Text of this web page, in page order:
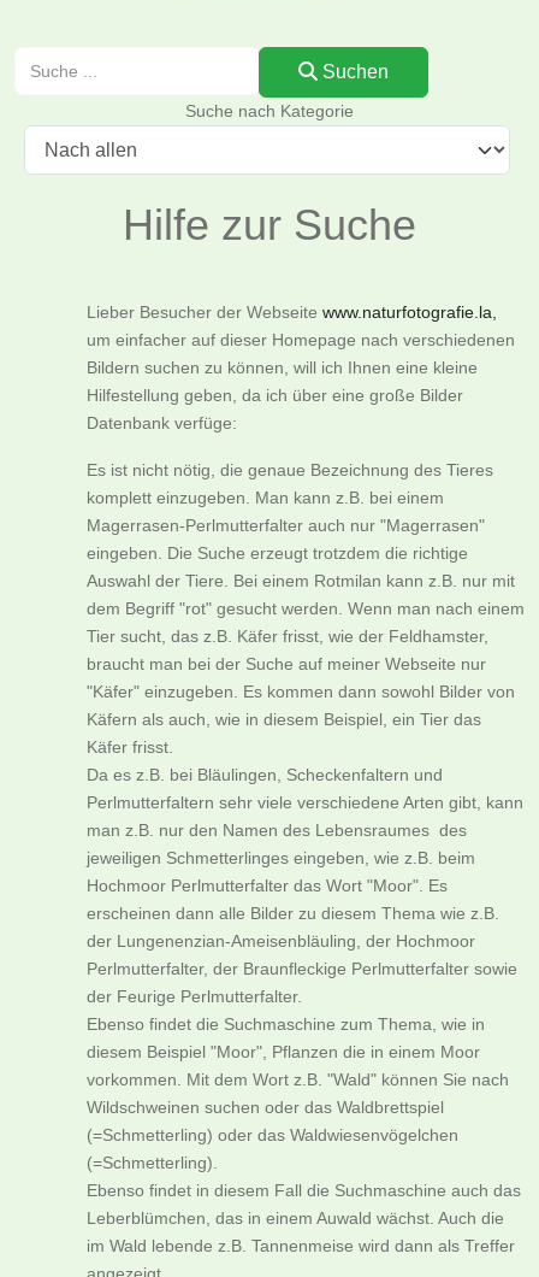
Suchen
Suchen
Suche nach Kategorie
Hilfe zur Suche
Lieber Besucher der Webseite www.naturfotografie.la,
um einfacher auf dieser Homepage nach verschiedenen
Bildern suchen zu können, will ich Ihnen eine kleine
Hilfestellung geben, da ich über eine große Bilder
Datenbank verfüge:
Es ist nicht nötig, die genaue Bezeichnung des Tieres
komplett einzugeben. Man kann z.B. bei einem
Magerrasen-Perlmutterfalter auch nur "Magerrasen"
eingeben. Die Suche erzeugt trotzdem die richtige
Auswahl der Tiere. Bei einem Rotmilan kann z.B. nur mit
dem Begriff "rot" gesucht werden. Wenn man nach einem
Tier sucht, das z.B. Käfer frisst, wie der Feldhamster,
braucht man bei der Suche auf meiner Webseite nur
"Käfer" einzugeben. Es kommen dann sowohl Bilder von
Käfern als auch, wie in diesem Beispiel, ein Tier das
Käfer frisst.
Da es z.B. bei Bläulingen, Scheckenfaltern und
Perlmutterfaltern sehr viele verschiedene Arten gibt, kann
man z.B. nur den Namen des Lebensraumes des
jeweiligen Schmetterlinges eingeben, wie z.B. beim
Hochmoor Perlmutterfalter das Wort "Moor". Es
erscheinen dann alle Bilder zu diesem Thema wie z.B.
der Lungenenzian-Ameisenbläuling, der Hochmoor
Perlmutterfalter, der Braunfleckige Perlmutterfalter sowie
der Feurige Perlmutterfalter.
Ebenso findet die Suchmaschine zum Thema, wie in
diesem Beispiel "Moor", Pflanzen die in einem Moor
vorkommen. Mit dem Wort z.B. "Wald" können Sie nach
Wildschweinen suchen oder das Waldbrettspiel
(=Schmetterling) oder das Waldwiesenvögelchen
(=Schmetterling).
Ebenso findet in diesem Fall die Suchmaschine auch das
Leberblümchen, das in einem Auwald wächst. Auch die
im Wald lebende z.B. Tannenmeise wird dann als Treffer